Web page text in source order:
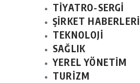
TİYATRO-SERGİ
ŞİRKET HABERLERİ
TEKNOLOJİ
SAĞLIK
YEREL YÖNETİM
TURİZM